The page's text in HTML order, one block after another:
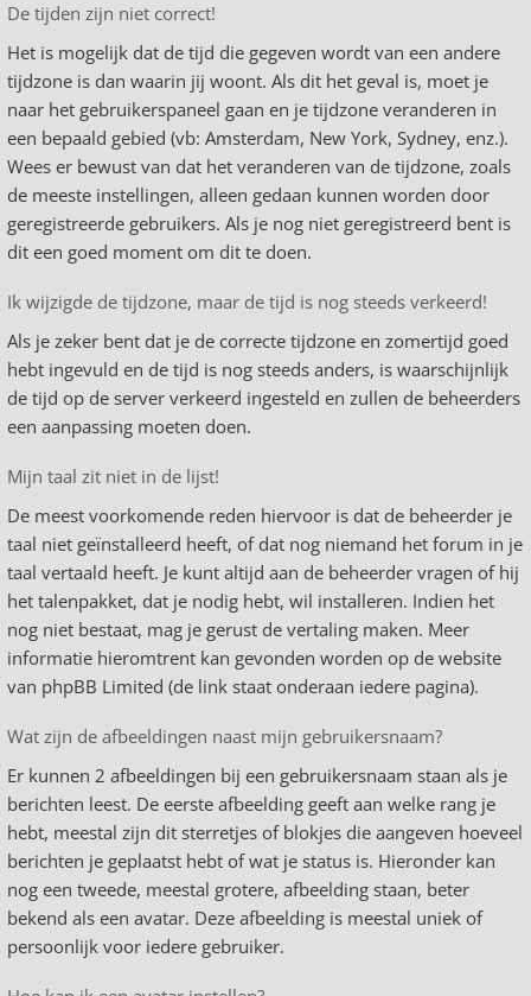
De tijden zijn niet correct!
Het is mogelijk dat de tijd die gegeven wordt van een andere
tijdzone is dan waarin jij woont. Als dit het geval is, moet je
naar het gebruikerspaneel gaan en je tijdzone veranderen in
een bepaald gebied (vb: Amsterdam, New York, Sydney, enz.).
Wees er bewust van dat het veranderen van de tijdzone, zoals
de meeste instellingen, alleen gedaan kunnen worden door
geregistreerde gebruikers. Als je nog niet geregistreerd bent is
dit een goed moment om dit te doen.
Ik wijzigde de tijdzone, maar de tijd is nog steeds verkeerd!
Als je zeker bent dat je de correcte tijdzone en zomertijd goed
hebt ingevuld en de tijd is nog steeds anders, is waarschijnlijk
de tijd op de server verkeerd ingesteld en zullen de beheerders
een aanpassing moeten doen.
Mijn taal zit niet in de lijst!
De meest voorkomende reden hiervoor is dat de beheerder je
taal niet geïnstalleerd heeft, of dat nog niemand het forum in je
taal vertaald heeft. Je kunt altijd aan de beheerder vragen of hij
het talenpakket, dat je nodig hebt, wil installeren. Indien het
nog niet bestaat, mag je gerust de vertaling maken. Meer
informatie hieromtrent kan gevonden worden op de website
van phpBB Limited (de link staat onderaan iedere pagina).
Wat zijn de afbeeldingen naast mijn gebruikersnaam?
Er kunnen 2 afbeeldingen bij een gebruikersnaam staan als je
berichten leest. De eerste afbeelding geeft aan welke rang je
hebt, meestal zijn dit sterretjes of blokjes die aangeven hoeveel
berichten je geplaatst hebt of wat je status is. Hieronder kan
nog een tweede, meestal grotere, afbeelding staan, beter
bekend als een avatar. Deze afbeelding is meestal uniek of
persoonlijk voor iedere gebruiker.